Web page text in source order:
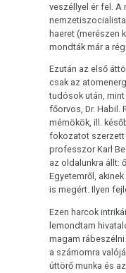
veszéllyel ér fel.
haeret (merészen
mondták már a
Ezután az első
csak az
tudósok után, mint
főorvos, Dr. Habil.
mérnökök, ill.
fokozatot szerzett
professzor Karl
az oldalunkra állt:
Egyetemről,
is megért. Ilyen
Ezen harcok
lemondtam
magam
a számomra
úttörő munka és